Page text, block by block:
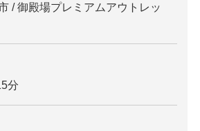
/ 御殿場プレミアムアウトレッ
分